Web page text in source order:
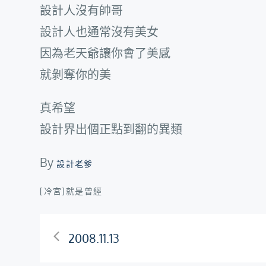
設計人沒有帥哥
設計人也通常沒有美女
因為老天爺讓你會了美感
就剝奪你的美
真希望
設計界出個正點到翻的異類
By設計老爹
[冷宮]就是曾經
文2008.11.13